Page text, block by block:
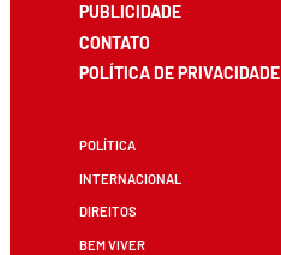
PUBLICIDADE
CONTATO
POLÍTICA DE PRIVACIDADE
POLÍTICA
INTERNACIONAL
DIREITOS
BEM VIVER